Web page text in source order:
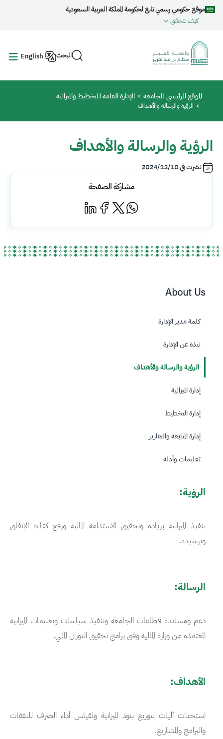
تجاوز إلى المحتوى الرئيسي
موقع حكومي رسمي تابع لحكومة المملكة العربية السعودية
كيف تتحقق
البحث English
مسار التنقل
الموقع الرئيسي للجامعة الإدارة العامة للتخطيط والميزانية
الرؤية والرسالة والأهداف
الرؤية والرسالة والأهداف
نشرت في2024/12/10
مشاركة الصفحة
About Us
كلمة مدير الإدارة
نبذة عن الإدارة
الرؤية والرسالة والأهداف
إدارة الميزانية
إدارة التخطيط
إدارة المتابعة والتقارير
تعليمات وأدلة
الرؤية:
تنفيذ الميزانية بريادة وتحقيق الاستدامة المالية ورفع كفاءة الإنفاق
وترشيده.
الرسالة:
دعم ومساندة قطاعات الجامعة وتنفيذ سياسات وتعليمات الميزانية
المعتمدة من وزارة المالية وفق برامج تحقيق التوزان المالي.
الأهداف:
استحداث آليات لتوزيع بنود الميزانية ولقياس أداء الصرف للنفقات
والبرامج والمشاريع.